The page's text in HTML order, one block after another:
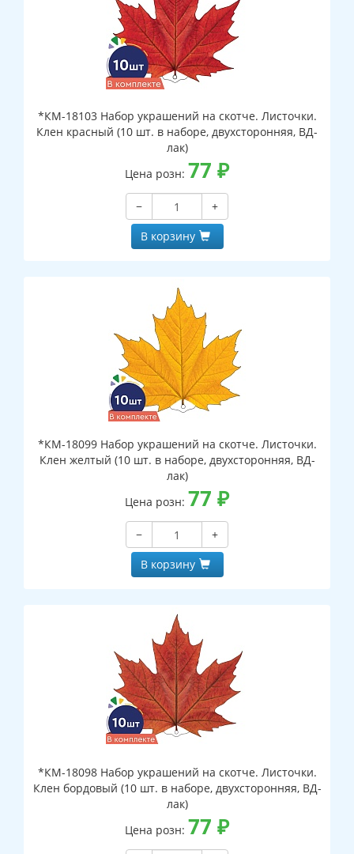
*КМ-18103 Набор украшений на скотче. Листочки.
Клен красный (10 шт. в наборе, двухсторонняя, ВД-
лак)
Цена розн: 77 ₽
−
+
В корзину
*КМ-18099 Набор украшений на скотче. Листочки.
Клен желтый (10 шт. в наборе, двухсторонняя, ВД-
лак)
Цена розн: 77 ₽
−
+
В корзину
*КМ-18098 Набор украшений на скотче. Листочки.
Клен бордовый (10 шт. в наборе, двухсторонняя, ВД-
лак)
Цена розн: 77 ₽